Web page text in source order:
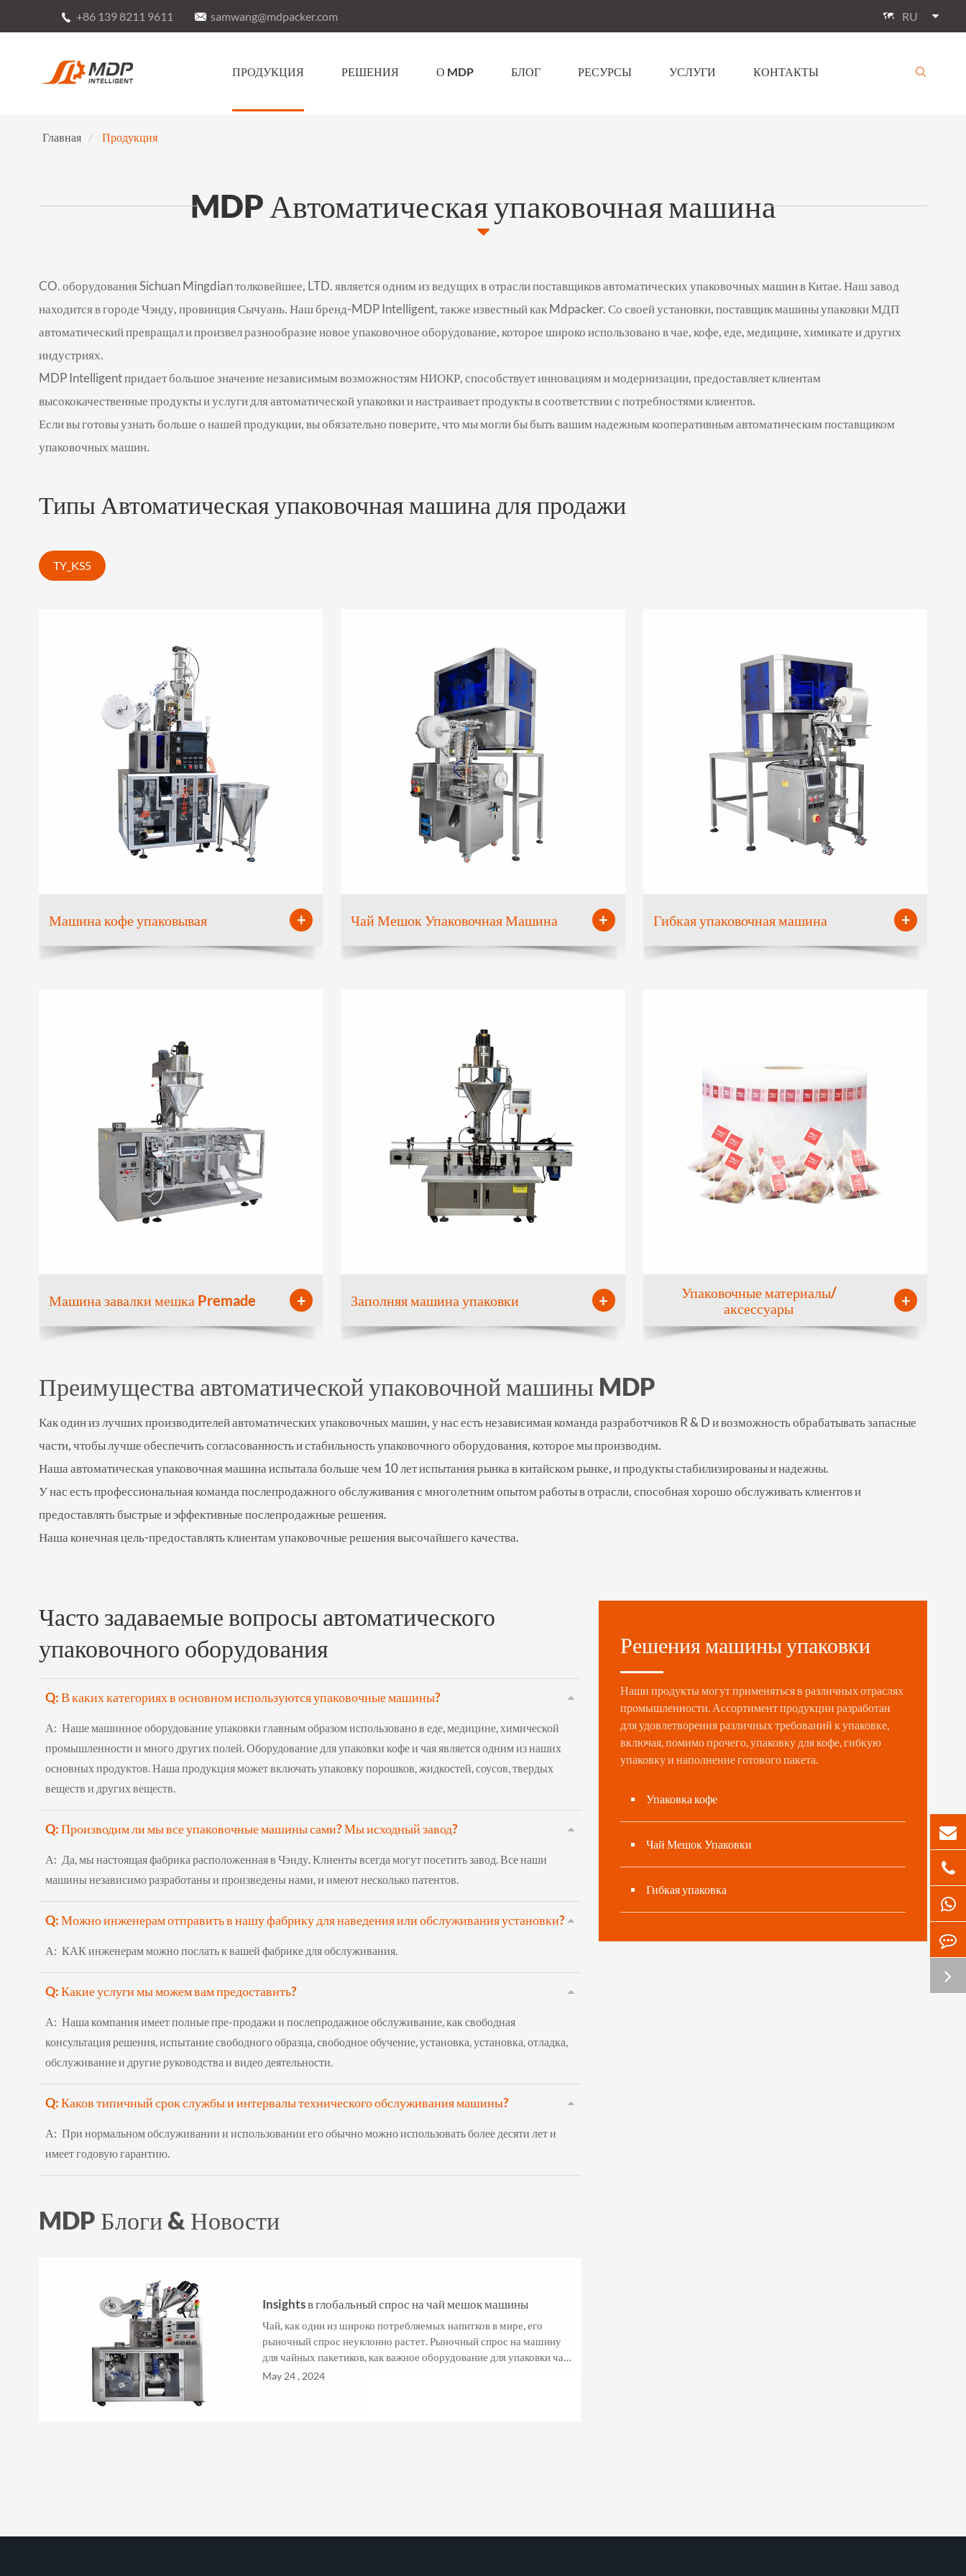
 +86 139 8211 9611  samwang@mdpacker.com  RU
ПРОДУКЦИЯ РЕШЕНИЯ О MDP БЛОГ РЕСУРСЫ УСЛУГИ КОНТАКТЫ 
Главная Продукция
MDP Автоматическая упаковочная машина
CO. оборудования Sichuan Mingdian толковейшее, LTD. является одним из ведущих в отрасли поставщиков автоматических упаковочных машин в Китае. Наш завод
находится в городе Чэнду, провинция Сычуань. Наш бренд-MDP Intelligent, также известный как Mdpacker. Со своей установки, поставщик машины упаковки МДП
автоматический превращал и произвел разнообразие новое упаковочное оборудование, которое широко использовано в чае, кофе, еде, медицине, химикате и других
индустриях.
MDP Intelligent придает большое значение независимым возможностям НИОКР, способствует инновациям и модернизации, предоставляет клиентам
высококачественные продукты и услуги для автоматической упаковки и настраивает продукты в соответствии с потребностями клиентов.
Если вы готовы узнать больше о нашей продукции, вы обязательно поверите, что мы могли бы быть вашим надежным кооперативным автоматическим поставщиком
упаковочных машин.
Типы Автоматическая упаковочная машина для продажи
TY_KS5
Машина кофе упаковывая + Чай Мешок Упаковочная Машина + Гибкая упаковочная машина +
Машина завалки мешка Premade + Заполняя машина упаковки +
Упаковочные материалы/
аксессуары
+
Преимущества автоматической упаковочной машины MDP
Как один из лучших производителей автоматических упаковочных машин, у нас есть независимая команда разработчиков R & D и возможность обрабатывать запасные
части, чтобы лучше обеспечить согласованность и стабильность упаковочного оборудования, которое мы производим.
Наша автоматическая упаковочная машина испытала больше чем 10 лет испытания рынка в китайском рынке, и продукты стабилизированы и надежны.
У нас есть профессиональная команда послепродажного обслуживания с многолетним опытом работы в отрасли, способная хорошо обслуживать клиентов и
предоставлять быстрые и эффективные послепродажные решения.
Наша конечная цель-предоставлять клиентам упаковочные решения высочайшего качества.
Часто задаваемые вопросы автоматического
упаковочного оборудования
Q: В каких категориях в основном используются упаковочные машины?
А: Наше машинное оборудование упаковки главным образом использовано в еде, медицине, химической
промышленности и много других полей. Оборудование для упаковки кофе и чая является одним из наших
основных продуктов. Наша продукция может включать упаковку порошков, жидкостей, соусов, твердых
веществ и других веществ.
Q: Производим ли мы все упаковочные машины сами? Мы исходный завод?
А: Да, мы настоящая фабрика расположенная в Чэнду. Клиенты всегда могут посетить завод. Все наши
машины независимо разработаны и произведены нами, и имеют несколько патентов.
Q: Можно инженерам отправить в нашу фабрику для наведения или обслуживания установки?
А: КАК инженерам можно послать к вашей фабрике для обслуживания.
Q: Какие услуги мы можем вам предоставить?
А: Наша компания имеет полные пре-продажи и послепродажное обслуживание, как свободная
консультация решения, испытание свободного образца, свободное обучение, установка, установка, отладка,
обслуживание и другие руководства и видео деятельности.
Q: Каков типичный срок службы и интервалы технического обслуживания машины?
А: При нормальном обслуживании и использовании его обычно можно использовать более десяти лет и
имеет годовую гарантию.
MDP Блоги & Новости
Insights в глобальный спрос на чай мешок машины
Чай, как один из широко потребляемых напитков в мире, его
рыночный спрос неуклонно растет. Рыночный спрос на машину
для чайных пакетиков, как важное оборудование для упаковки чая,
также растет...
May 24 , 2024
Решения машины упаковки
Наши продукты могут применяться в различных отраслях
промышленности. Ассортимент продукции разработан
для удовлетворения различных требований к упаковке,
включая, помимо прочего, упаковку для кофе, гибкую
упаковку и наполнение готового пакета.
Упаковка кофе
Чай Мешок Упаковки
Гибкая упаковка